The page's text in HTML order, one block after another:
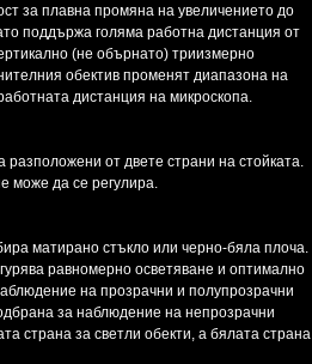
за плавна промяна на увеличението до
поддържа голяма работна дистанция от
(не обърнато) триизмерно
обектив променят диапазона на
дистанция на микроскопа.
разположени от двете страни на стойката.
може да се регулира.
матирано стъкло или черно-бяла плоча.
равномерно осветяване и оптимално
на прозрачни и полупрозрачни
за наблюдение на непрозрачни
страна за светли обекти, а бялата страна